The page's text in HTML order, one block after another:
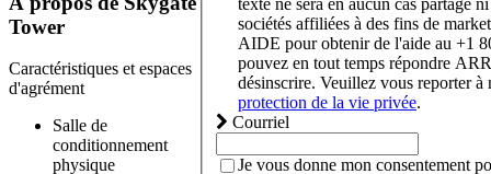
Tower
Caractéristiques et espaces
d'agrément
Salle de
conditionnement
physique
texte ne sera en aucun cas partagé
sociétés affiliées à des fins de
AIDE pour obtenir de l'aide au +1
pouvez en tout temps répondre
désinscrire. Veuillez vous reporter à
protection de la vie privée.
Courriel
Je vous donne mon consentement